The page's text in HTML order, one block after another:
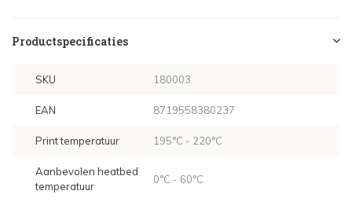
Productspecificaties
SKU 180003
EAN 8719558380237
Print temperatuur 195°C - 220°C
Aanbevolen heatbed
temperatuur
0°C - 60°C